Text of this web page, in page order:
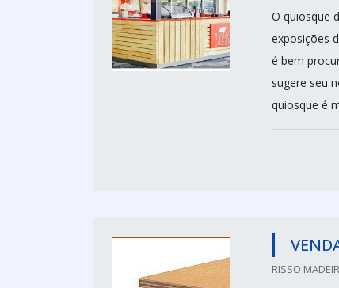
O quiosque
exposições
é bem
sugere seu
quiosque é
RISSO